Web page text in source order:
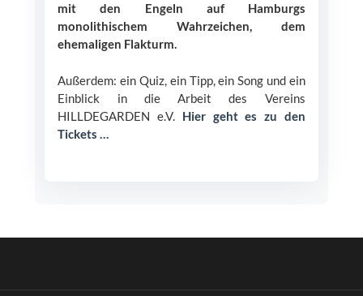
mit den Engeln auf Hamburgs
monolithischem Wahrzeichen, dem
ehemaligen Flakturm.
Außerdem: ein Quiz, ein Tipp, ein Song und ein
Einblick in die Arbeit des Vereins
HILLDEGARDEN e.V. Hier geht es zu den
Tickets …